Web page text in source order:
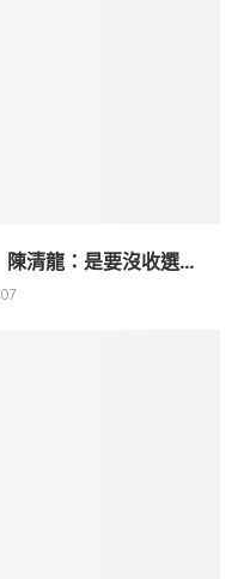
清龍：是要沒收選...